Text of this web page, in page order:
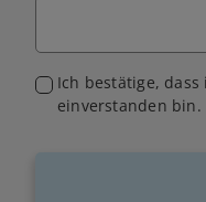
Ich bestätige,
einverstanden bin.